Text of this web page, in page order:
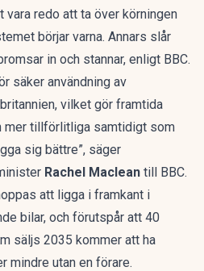
vara redo att ta över körningen
börjar varna. Annars slår
in och stannar, enligt BBC.
säker användning av
vilket gör framtida
mer tillförlitliga samtidigt som
sig bättre”, säger
Rachel Maclean till BBC.
att ligga i framkant i
bilar, och förutspår att 40
säljs 2035 kommer att ha
mindre utan en förare.